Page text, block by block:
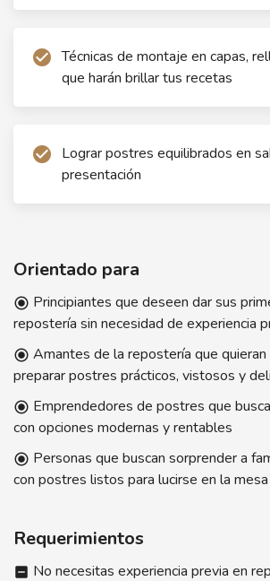
check_circle Técnicas de montaje en capas,
que harán brillar tus recetas
check_circle Lograr postres equilibrados en
presentación
Orientado para
radio_button_checked Principiantes que deseen dar sus
repostería sin necesidad de experiencia
radio_button_checked Amantes de la repostería que quieran
preparar postres prácticos, vistosos y
radio_button_checked Emprendedores de postres que
con opciones modernas y rentables
radio_button_checked Personas que buscan sorprender a
con postres listos para lucirse en la mesa
Requerimientos
indeterminate_check_box No necesitas experiencia previa en